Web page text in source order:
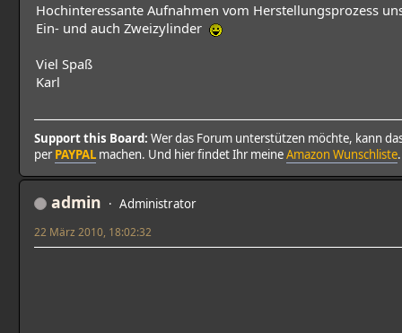
Hochinteressante Aufnahmen vom Herstellungsprozess
Ein- und auch Zweizylinder
Viel Spaß
Karl
Support this Board: Wer das Forum unterstützen möchte, kann
perPAYPAL machen. Und hier findet Ihr meineAmazon Wunschliste.
admin Administrator
22 März 2010, 18:02:32